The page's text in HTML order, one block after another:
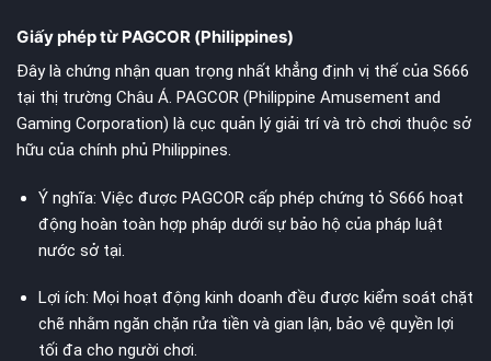
Giấy phép từ PAGCOR (Philippines)
Đây là chứng nhận quan trọng nhất khẳng định vị thế của S666
tại thị trường Châu Á. PAGCOR (Philippine Amusement and
Gaming Corporation) là cục quản lý giải trí và trò chơi thuộc sở
hữu của chính phủ Philippines.
Ý nghĩa: Việc được PAGCOR cấp phép chứng tỏ S666 hoạt
động hoàn toàn hợp pháp dưới sự bảo hộ của pháp luật
nước sở tại.
Lợi ích: Mọi hoạt động kinh doanh đều được kiểm soát chặt
chẽ nhằm ngăn chặn rửa tiền và gian lận, bảo vệ quyền lợi
tối đa cho người chơi.